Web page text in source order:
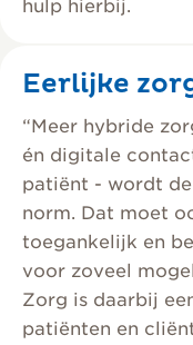
hulp hierbij.
Eerlijke
“Meer hybride
én digitale
patiënt - wordt
norm. Dat moet
toegankelijk en
voor zoveel
Zorg is daarbij
patiënten en